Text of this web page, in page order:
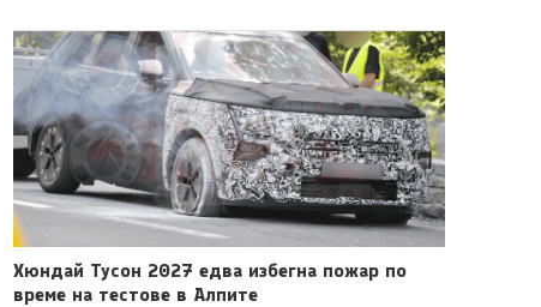
Хюндай Тусон 2027 едва избегна пожар по
време на тестове в Алпите